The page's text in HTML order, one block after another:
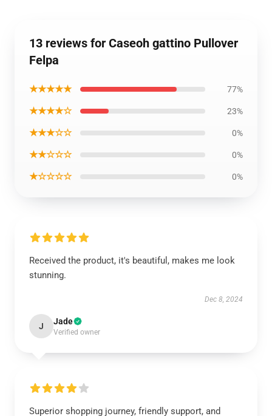
13 reviews for Caseoh gattino Pullover
Felpa
★★★★★ 77%
★★★★☆ 23%
★★★☆☆ 0%
★★☆☆☆ 0%
★☆☆☆☆ 0%
Received the product, it's beautiful, makes me look
stunning.
Dec 8, 2024
J Jade
Verified owner
Superior shopping journey, friendly support, and